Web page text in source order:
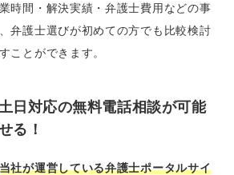
時間・解決実績・弁護士費用などの事
弁護士選びが初めての方でも比較検討
ことができます。
日対応の無料電話相談が可能
る！
当社が運営している弁護士ポータルサイ